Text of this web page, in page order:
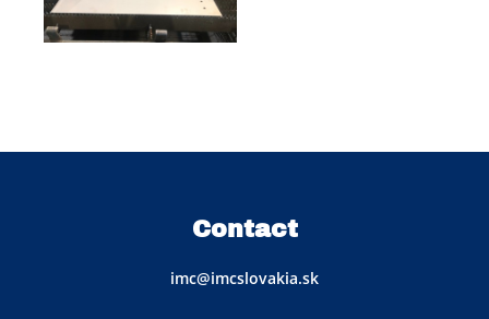
Contact
imc@imcslovakia.sk